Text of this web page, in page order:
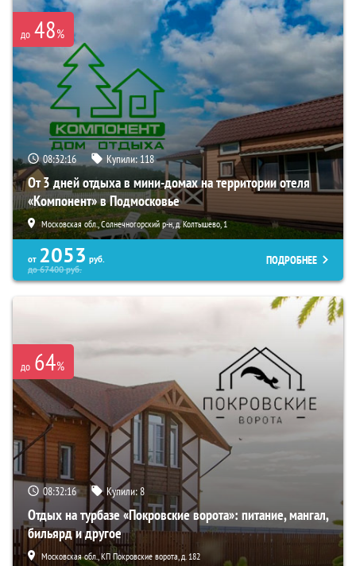
до 48%
08:32:14 Купили: 118
От 3 дней отдыха в мини-домах на территории отеля
«Компонент» в Подмосковье
Московская обл., Солнечногорский р-н, д. Колтышево, 1
от 2053 руб.
до67400руб.
ПОДРОБНЕЕ
до 64%
08:32:14 Купили:8
Отдых на турбазе «Покровские ворота»: питание, мангал,
бильярд и другое
Московская обл., КП Покровские ворота, д. 182